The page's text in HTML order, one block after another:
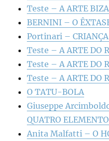
Teste – A ARTE
BERNINI – O
Portinari –
Teste – A ARTE DO
Teste – A ARTE DO
Teste – A ARTE DO
O TATU-BOLA
Giuseppe
QUATRO
Anita Malfatti – O